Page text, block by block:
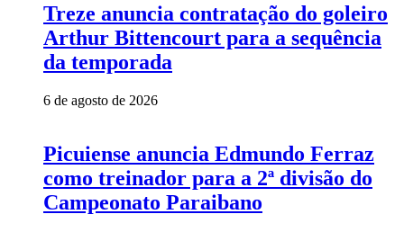
Treze anuncia contratação do goleiro
Arthur Bittencourt para a sequência
da temporada
6 de agosto de 2026
Picuiense anuncia Edmundo Ferraz
como treinador para a 2ª divisão do
Campeonato Paraibano